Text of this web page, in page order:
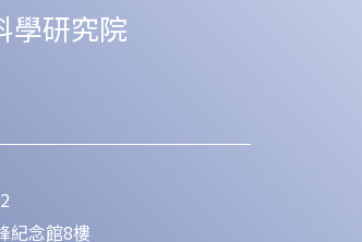
學研究院
紀念館8樓